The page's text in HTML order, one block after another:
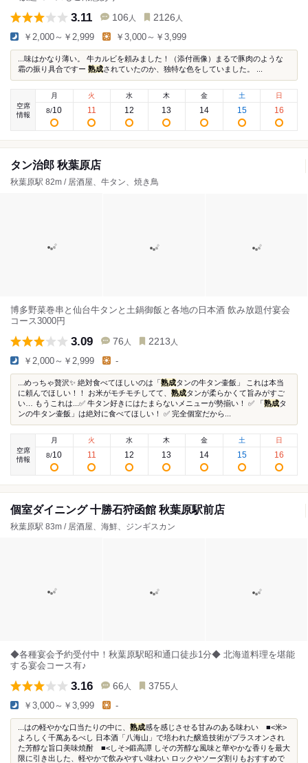
3.11 106 人 2126 人
￥2,000～￥2,999 ￥3,000～￥3,999
...味はかなり薄い。 牛カルビを頼みました！（添付画像）まるで豚肉のような
霜の振り具合ですー 熟成されていたのか、独特な色をしていました。 ...
空席
情報
月
8/10
火
11
水
12
木
13
金
14
土
15
日
16
タン治郎 秋葉原店
秋葉原駅 82m / 居酒屋、牛タン、焼き鳥
博多野菜巻串と仙台牛タンと土鍋御飯と各地の日本酒 飲み放題付宴会
コース3000円
3.09 76 人 2213 人
￥2,000～￥2,999 -
...めっちゃ贅沢✨ 絶対食べてほしいのは「 熟成タンの牛タン壷飯」 これは本当
に頼んでほしい！！ お米がモチモチしてて、 熟成タンが柔らかくて旨みがすご
い… もうこれは...✅ 牛タン好きにはたまらないメニューが勢揃い！ ✅ 「 熟成タ
ンの牛タン壷飯」は絶対に食べてほしい！ ✅ 完全個室だから...
空席
情報
月
8/10
火
11
水
12
木
13
金
14
土
15
日
16
個室ダイニング 十勝石狩函館 秋葉原駅前店
秋葉原駅 83m / 居酒屋、海鮮、ジンギスカン
◆各種宴会予約受付中！秋葉原駅昭和通口徒歩1分◆ 北海道料理を堪能
する宴会コース有♪
3.16 66 人 3755 人
￥3,000～￥3,999 -
...はの軽やかな口当たりの中に、 熟成感を感じさせる甘みのある味わい ■<米>
よろしく千萬あるべし 日本酒「八海山」で培われた醸造技術がプラスオンされ
た芳醇な旨口美味焼酎 ■<しそ>鍛高譚 しその芳醇な風味と華やかな香りを最大
限に引き出した、軽やかで飲みやすい味わい ロックやソーダ割りもおすすめで